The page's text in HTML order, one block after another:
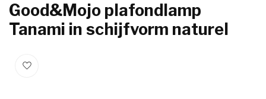
Good&Mojo plafondlamp
Tanami in schijfvorm naturel